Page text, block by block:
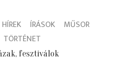
HÍREK ÍRÁSOK
MŰSOR
TÖRTÉNET
fesztiválok